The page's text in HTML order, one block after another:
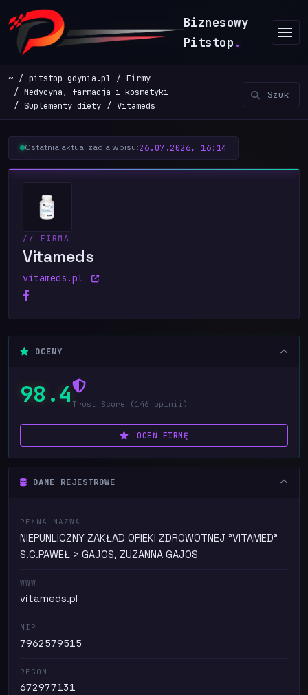
Biznesowy
Pitstop .
~ pitstop-gdynia.pl
Firmy
Medycyna, farmacja i kosmetyki
Suplementy diety
Vitameds
Ostatnia aktualizacja wpisu:26.07.2026, 16:14
// FIRMA
Vitameds
vitameds.pl
OCENY
98.4 Trust Score (146 opinii)
OCEŃ FIRMĘ
DANE REJESTROWE
PEŁNA NAZWA
NIEPUNLICZNY ZAKŁAD OPIEKI ZDROWOTNEJ "VITAMED"
S.C.PAWEŁ > GAJOS, ZUZANNA GAJOS
WWW
vitameds.pl
NIP
7962579515
REGON
672977131